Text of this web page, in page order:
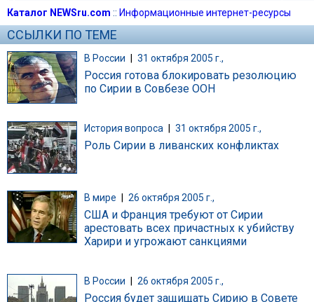
Каталог NEWSru.com :: Информационные интернет-ресурсы
ССЫЛКИ ПО ТЕМЕ
В России | 31 октября 2005 г.,
Россия готова блокировать резолюцию
по Сирии в Совбезе ООН
История вопроса 31 октября 2005 г.,
Роль Сирии в ливанских конфликтах
В мире 26 октября 2005 г.,
США и Франция требуют от Сирии
арестовать всех причастных к убийству
Харири и угрожают санкциями
В России 26 октября 2005 г.,
Россия будет защищать Сирию в Совете